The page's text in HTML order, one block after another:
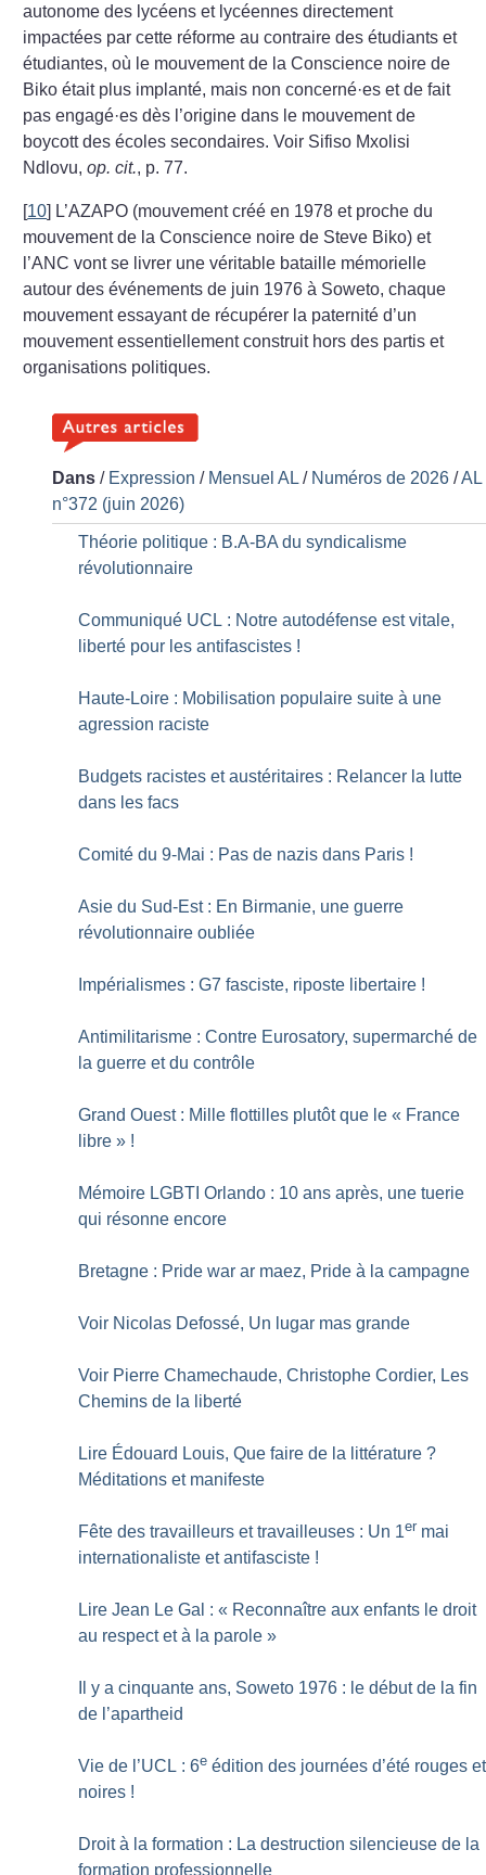
autonome des lycéens et lycéennes directement
impactées par cette réforme au contraire des étudiants et
étudiantes, où le mouvement de la Conscience noire de
Biko était plus implanté, mais non concerné·es et de fait
pas engagé·es dès l’origine dans le mouvement de
boycott des écoles secondaires. Voir Sifiso Mxolisi
Ndlovu,op. cit., p. 77.
[10] L’AZAPO (mouvement créé en 1978 et proche du
mou­vement de la Conscience noire de Steve Biko) et
l’ANC vont se livrer une véritable bataille mémorielle
autour des événe­ments de juin 1976 à Soweto, chaque
mouvement essayant de récupérer la paternité d’un
mouvement essentiellement construit hors des partis et
organisations politiques.
Dans / Expression / Mensuel AL / Numéros de 2026 /AL
n°372 (juin 2026)
Théorie politique : B.A-BA du syndicalisme
révolutionnaire
Communiqué UCL : Notre autodéfense est vitale,
liberté pour les antifascistes !
Haute-Loire : Mobilisation populaire suite à une
agression raciste
Budgets racistes et austéritaires : Relancer la lutte
dans les facs
Comité du 9-Mai : Pas de nazis dans Paris !
Asie du Sud-Est : En Birmanie, une guerre
révolutionnaire oubliée
Impérialismes : G7 fasciste, riposte libertaire !
Antimilitarisme : Contre Eurosatory, supermarché de
la guerre et du contrôle
Grand Ouest : Mille flottilles plutôt que le « France
libre » !
Mémoire LGBTI Orlando : 10 ans après, une tuerie
qui résonne encore
Bretagne : Pride war ar maez, Pride à la campagne
Voir Nicolas Defossé, Un lugar mas grande
Voir Pierre Chamechaude, Christophe Cordier, Les
Chemins de la liberté
Lire Édouard Louis, Que faire de la littérature ?
Méditations et manifeste
Fête des travailleurs et travailleuses : Un 1er mai
internationaliste et antifasciste !
Lire Jean Le Gal : « Reconnaître aux enfants le droit
au respect et à la parole »
Il y a cinquante ans, Soweto 1976 : le début de la fin
de l’apartheid
Vie de l’UCL : 6e édition des journées d’été rouges et
noires !
Droit à la formation : La destruction silencieuse de la
formation professionnelle